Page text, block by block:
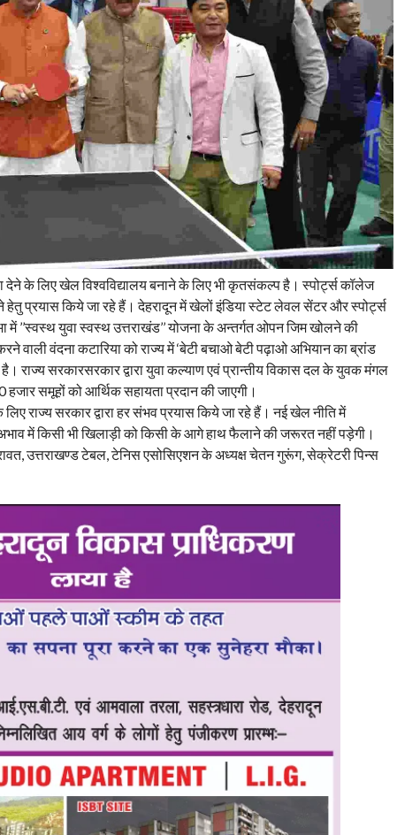
देने के लिए खेल विश्वविद्यालय बनाने के लिए भी कृतसंकल्प है। स्पोर्ट्स कॉलेज
हेतु प्रयास किये जा रहे हैं। देहरादून में खेलों इंडिया स्टेट लेवल सेंटर और स्पोर्ट्स
में ’’स्वस्थ युवा स्वस्थ उत्तराखंड’’ योजना के अन्तर्गत ओपन जिम खोलने की
वाली वंदना कटारिया को राज्य में ‘बेटी बचाओ बेटी पढ़ाओ अभियान का ब्रांड
राज्य सरकारसरकार द्वारा युवा कल्याण एवं प्रान्तीय विकास दल के युवक मंगल
समूहों को आर्थिक सहायता प्रदान की जाएगी।
राज्य सरकार द्वारा हर संभव प्रयास किये जा रहे हैं। नई खेल नीति में
में किसी भी खिलाड़ी को किसी के आगे हाथ फैलाने की जरूरत नहीं पड़ेगी।
उत्तराखण्ड टेबल, टेनिस एसोसिएशन के अध्यक्ष चेतन गुरूंग, सेक्रेटरी पिन्स